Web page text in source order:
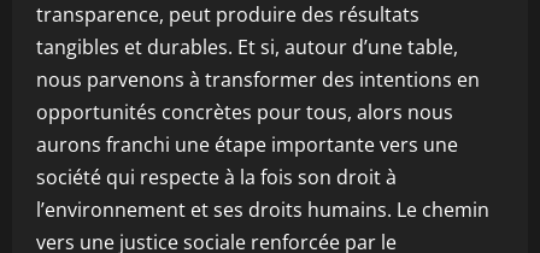
transparence, peut produire des résultats
tangibles et durables. Et si, autour d’une table,
nous parvenons à transformer des intentions en
opportunités concrètes pour tous, alors nous
aurons franchi une étape importante vers une
société qui respecte à la fois son droit à
l’environnement et ses droits humains. Le chemin
vers une justice sociale renforcée par le